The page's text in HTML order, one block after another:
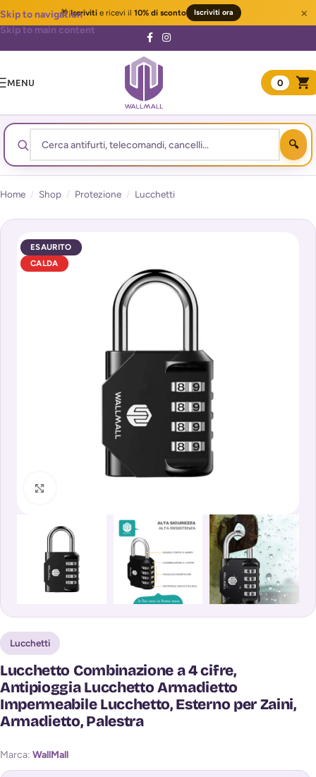
🎁Iscrivitie ricevi il 10% di sconto Iscriviti ora ×
Skip to navigation
Skip to main content
MENU 0
Home / Shop / Protezione / Lucchetti
ESAURITO
CALDA
Lucchetti
Lucchetto Combinazione a 4 cifre,
Antipioggia Lucchetto Armadietto
Impermeabile Lucchetto, Esterno per Zaini,
Armadietto, Palestra
Marca: WallMall